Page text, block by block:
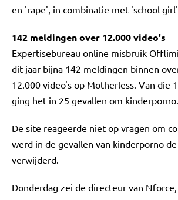
en 'rape', in combinatie met 'school
142 meldingen over 12.000 video's
Expertisebureau online misbruik
dit jaar bijna 142 meldingen binnen
12.000 video's op Motherless. Van die
ging het in 25 gevallen om kinderporno.
De site reageerde niet op vragen om
werd in de gevallen van kinderporno
verwijderd.
Donderdag zei de directeur van